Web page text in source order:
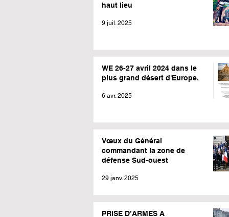
haut lieu
9 juil. 2025
WE 26-27 avril 2024 dans le
plus grand désert d'Europe.
6 avr. 2025
Vœux du Général
commandant la zone de
défense Sud-ouest
29 janv. 2025
PRISE D’ARMES A